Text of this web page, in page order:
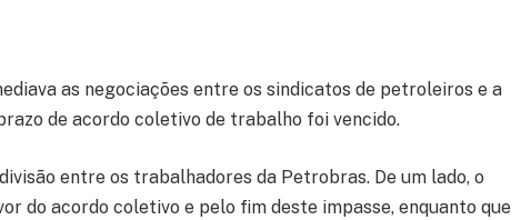
as negociações entre os sindicatos de petroleiros e a
de acordo coletivo de trabalho foi vencido.
entre os trabalhadores da Petrobras. De um lado, o
do acordo coletivo e pelo fim deste impasse, enquanto que